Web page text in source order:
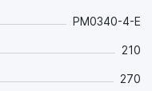
всего интервала
отличные
свойства за счёт
PM0340-4-E
210
270